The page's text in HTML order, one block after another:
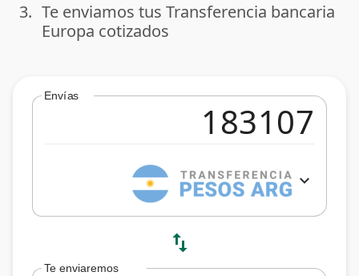
done
3. Te enviamos tus Transferencia bancaria
Europa cotizados
Envías
expand_more
swap_vert
Te enviaremos